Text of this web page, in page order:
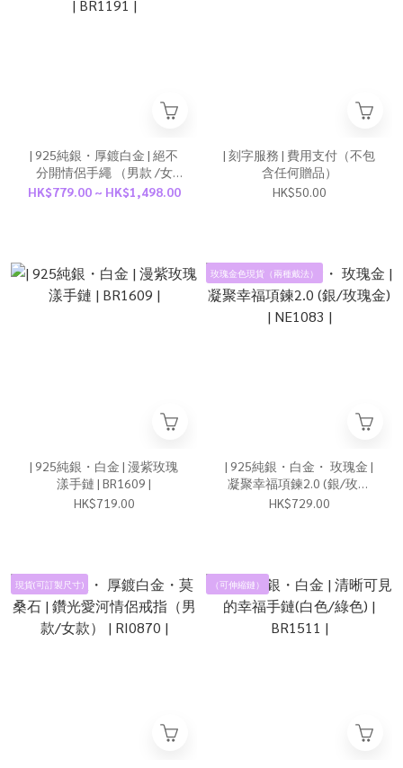
| 925純銀・厚鍍白金 | 絕不
分開情侶手繩 （男款 /女
款） | BR1191 |
HK$779.00 ~ HK$1,498.00
| 刻字服務 | 費用支付（不包
含任何贈品）
HK$50.00
| 925純銀・白金 | 漫紫玫瑰
漾手鏈 | BR1609 |
HK$719.00
玫瑰金色現貨（兩種戴法）
| 925純銀・白金・ 玫瑰金 |
凝聚幸福項鍊2.0 (銀/玫瑰
金) | NE1083 |
HK$729.00
現貨(可訂製尺寸) （可伸縮鏈）